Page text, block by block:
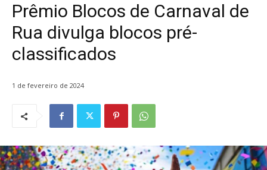
Prêmio Blocos de Carnaval de
Rua divulga blocos pré-
classificados
1 de fevereiro de 2024